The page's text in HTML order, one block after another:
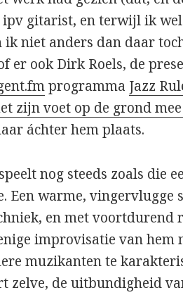
ipv gitarist, en terwijl ik
ik niet anders dan daar
er ook Dirk Roels, de
programma Jazz
zijn voet op de grond
áchter hem plaats.
nog steeds zoals die
Een warme, vingervlugge
en met voortdurend
improvisatie van hem
muzikanten te
zelve, de uitbundigheid